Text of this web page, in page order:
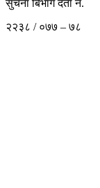
सुचना बिभाग दर्ता नं.
२२३८ / ०७७ – ७८